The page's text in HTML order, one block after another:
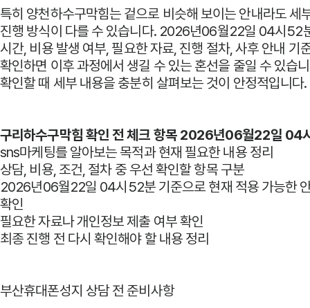
특히 양천하수구막힘는 겉으로 비슷해 보이는 안내라도 세
진행 방식이 다를 수 있습니다. 2026년06월22일 04시52
시간, 비용 발생 여부, 필요한 자료, 진행 절차, 사후 안내 기
확인하면 이후 과정에서 생길 수 있는 혼선을 줄일 수 있습
확인할 때 세부 내용을 충분히 살펴보는 것이 안정적입니다.
구리하수구막힘 확인 전 체크 항목 2026년06월22일 04
sns마케팅를 알아보는 목적과 현재 필요한 내용 정리
상담, 비용, 조건, 절차 중 우선 확인할 항목 구분
2026년06월22일 04시52분 기준으로 현재 적용 가능한
확인
필요한 자료나 개인정보 제출 여부 확인
최종 진행 전 다시 확인해야 할 내용 정리
부산휴대폰성지 상담 전 준비사항